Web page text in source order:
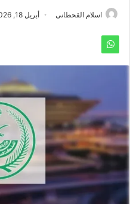
اسلام القحطانى أبريل 18, 2026